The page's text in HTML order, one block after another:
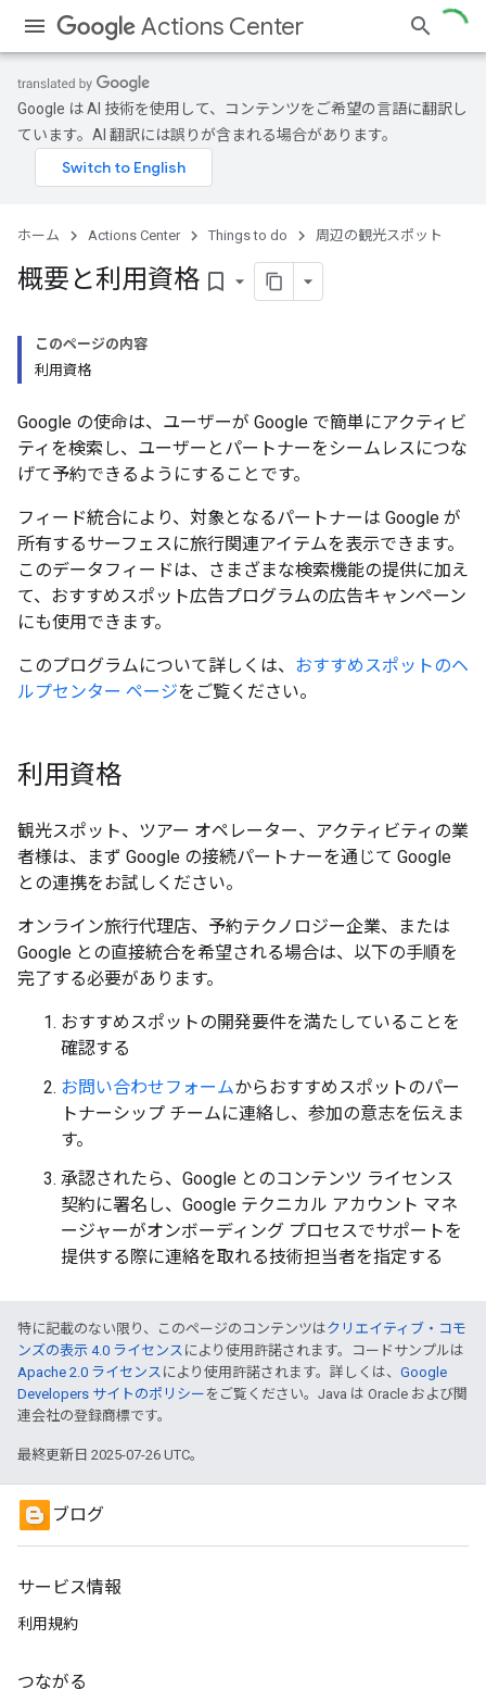
Actions Center
Google は AI 技術を使用して、コンテンツをご希望の言語に翻訳し
ています。AI 翻訳には誤りが含まれる場合があります。
ホーム Actions Center Things to do 周辺の観光スポット
概要と利用資格 bookmark_border
このページの内容
利用資格
Google の使命は、ユーザーが Google で簡単にアクティビ
ティを検索し、ユーザーとパートナーをシームレスにつな
げて予約できるようにすることです。
フィード統合により、対象となるパートナーは Google が
所有するサーフェスに旅行関連アイテムを表示できます。
このデータフィードは、さまざまな検索機能の提供に加え
て、おすすめスポット広告プログラムの広告キャンペーン
にも使用できます。
このプログラムについて詳しくは、 おすすめスポットのヘ
ルプセンター ページをご覧ください。
利用資格
観光スポット、ツアー オペレーター、アクティビティの業
者様は、まず Google の接続パートナーを通じて Google
との連携をお試しください。
オンライン旅行代理店、予約テクノロジー企業、または
Google との直接統合を希望される場合は、以下の手順を
完了する必要があります。
おすすめスポットの開発要件を満たしていることを
確認する
お問い合わせフォームからおすすめスポットのパー
トナーシップ チームに連絡し、参加の意志を伝えま
す。
承認されたら、Google とのコンテンツ ライセンス
契約に署名し、Google テクニカル アカウント マネ
ージャーがオンボーディング プロセスでサポートを
提供する際に連絡を取れる技術担当者を指定する
特に記載のない限り、このページのコンテンツはクリエイティブ・コモ
ンズの表示 4.0 ライセンス により使用許諾されます。コードサンプルは
Apache 2.0 ライセンス により使用許諾されます。詳しくは、 Google
Developers サイトのポリシー をご覧ください。Java は Oracle および関
連会社の登録商標です。
最終更新日 2025-07-26 UTC。
ブログ
サービス情報
利用規約
つながる